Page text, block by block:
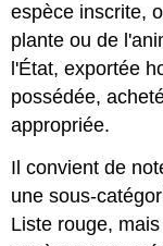
espèce inscrite,
plante ou de
l'État, exportée
possédée,
appropriée.
Il convient de
une sous-
Liste rouge,